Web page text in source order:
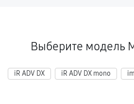
Выберите модель
iR ADV DX iR ADV DX mono